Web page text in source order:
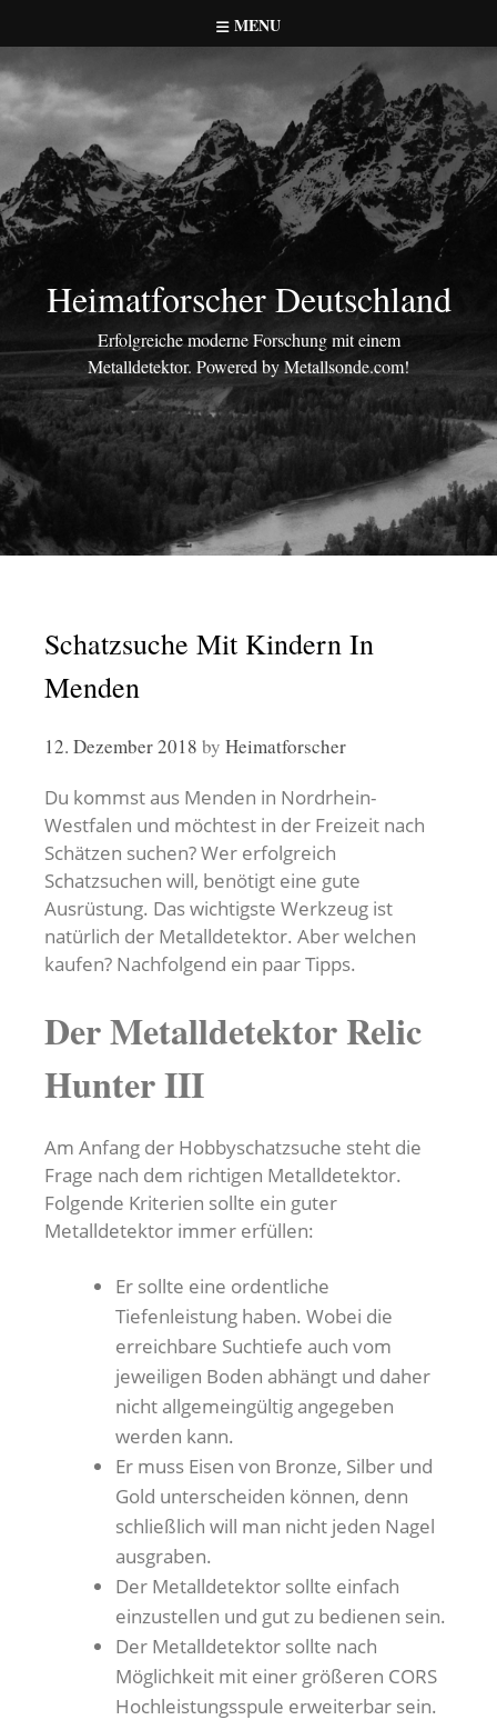
to
content
MENU
Heimatforscher Deutschland
Erfolgreiche moderne Forschung mit einem
Metalldetektor. Powered by Metallsonde.com!
Schatzsuche Mit Kindern In
Menden
12. Dezember 2018 by Heimatforscher
Du kommst aus Menden in Nordrhein-
Westfalen und möchtest in der Freizeit nach
Schätzen suchen? Wer erfolgreich
Schatzsuchen will, benötigt eine gute
Ausrüstung. Das wichtigste Werkzeug ist
natürlich der Metalldetektor. Aber welchen
kaufen? Nachfolgend ein paar Tipps.
Der Metalldetektor Relic
Hunter III
Am Anfang der Hobbyschatzsuche steht die
Frage nach dem richtigen Metalldetektor.
Folgende Kriterien sollte ein guter
Metalldetektor immer erfüllen:
Er sollte eine ordentliche
Tiefenleistung haben. Wobei die
erreichbare Suchtiefe auch vom
jeweiligen Boden abhängt und daher
nicht allgemeingültig angegeben
werden kann.
Er muss Eisen von Bronze, Silber und
Gold unterscheiden können, denn
schließlich will man nicht jeden Nagel
ausgraben.
Der Metalldetektor sollte einfach
einzustellen und gut zu bedienen sein.
Der Metalldetektor sollte nach
Möglichkeit mit einer größeren CORS
Hochleistungsspule erweiterbar sein.